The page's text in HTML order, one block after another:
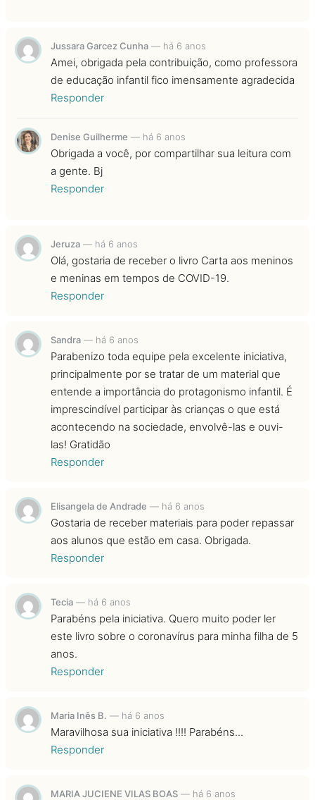
Jussara Garcez Cunha — há 6 anos
Amei, obrigada pela contribuição, como professora
de educação infantil fico imensamente agradecida
Responder
Denise Guilherme — há 6 anos
Obrigada a você, por compartilhar sua leitura com
a gente. Bj
Responder
Jeruza — há 6 anos
Olá, gostaria de receber o livro Carta aos meninos
e meninas em tempos de COVID-19.
Responder
Sandra — há 6 anos
Parabenizo toda equipe pela excelente iniciativa,
principalmente por se tratar de um material que
entende a importância do protagonismo infantil. É
imprescindível participar às crianças o que está
acontecendo na sociedade, envolvê-las e ouvi-
las! Gratidão
Responder
Elisangela de Andrade — há 6 anos
Gostaria de receber materiais para poder repassar
aos alunos que estão em casa. Obrigada.
Responder
Tecia — há 6 anos
Parabéns pela iniciativa. Quero muito poder ler
este livro sobre o coronavírus para minha filha de 5
anos.
Responder
Maria Inês B. — há 6 anos
Maravilhosa sua iniciativa !!!! Parabéns...
Responder
MARIA JUCIENE VILAS BOAS — há 6 anos